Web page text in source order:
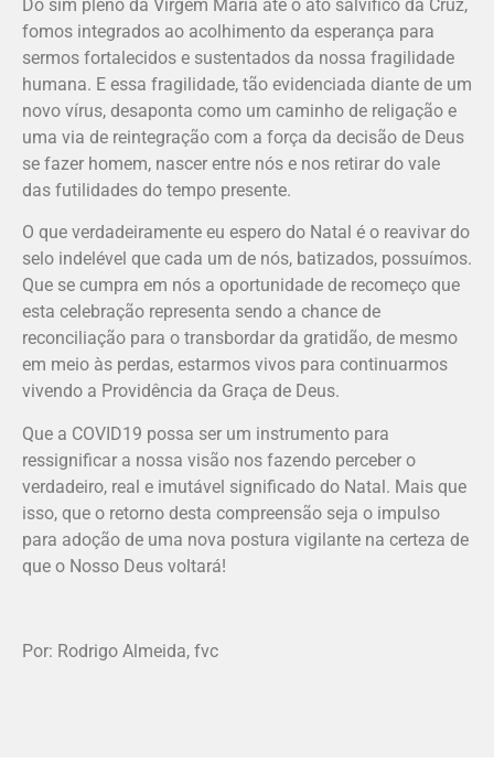
Do sim pleno da Virgem Maria até o ato salvífico da Cruz,
fomos integrados ao acolhimento da esperança para
sermos fortalecidos e sustentados da nossa fragilidade
humana. E essa fragilidade, tão evidenciada diante de um
novo vírus, desaponta como um caminho de religação e
uma via de reintegração com a força da decisão de Deus
se fazer homem, nascer entre nós e nos retirar do vale
das futilidades do tempo presente.
O que verdadeiramente eu espero do Natal é o reavivar do
selo indelével que cada um de nós, batizados, possuímos.
Que se cumpra em nós a oportunidade de recomeço que
esta celebração representa sendo a chance de
reconciliação para o transbordar da gratidão, de mesmo
em meio às perdas, estarmos vivos para continuarmos
vivendo a Providência da Graça de Deus.
Que a COVID19 possa ser um instrumento para
ressignificar a nossa visão nos fazendo perceber o
verdadeiro, real e imutável significado do Natal. Mais que
isso, que o retorno desta compreensão seja o impulso
para adoção de uma nova postura vigilante na certeza de
que o Nosso Deus voltará!
Por: Rodrigo Almeida, fvc